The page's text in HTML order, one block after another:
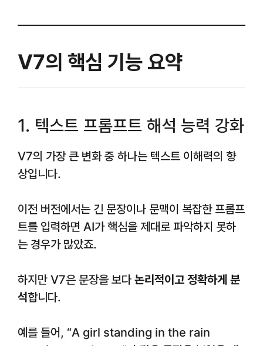
V7의 핵심 기능 요약
1. 텍스트 프롬프트 해석 능력 강화
V7의 가장 큰 변화 중 하나는 텍스트 이해력의 향
상입니다.
이전 버전에서는 긴 문장이나 문맥이 복잡한 프롬프
트를 입력하면 AI가 핵심을 제대로 파악하지 못하
는 경우가 많았죠.
하지만 V7은 문장을 보다 논리적이고 정확하게 분
석합니다.
예를 들어, “A girl standing in the rain